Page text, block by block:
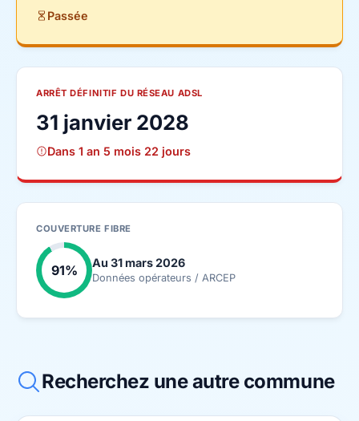
Passée
ARRÊT DÉFINITIF DU RÉSEAU ADSL
31 janvier 2028
Dans 1 an 5 mois 22 jours
COUVERTURE FIBRE
91% Au 31 mars 2026
Données opérateurs / ARCEP
Recherchez une autre commune